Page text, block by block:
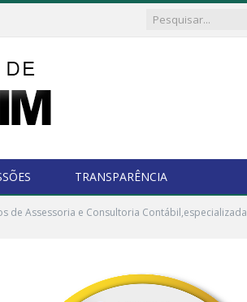
TRANSPARÊNCIA
de Assessoria e Consultoria Contábil,especializada